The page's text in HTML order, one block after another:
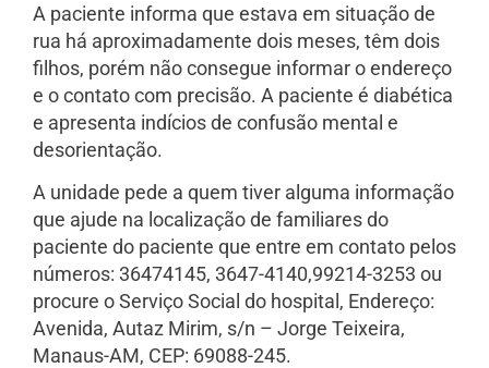
A paciente informa que estava em situação de
rua há aproximadamente dois meses, têm dois
filhos, porém não consegue informar o endereço
e o contato com precisão. A paciente é diabética
e apresenta indícios de confusão mental e
desorientação.
A unidade pede a quem tiver alguma informação
que ajude na localização de familiares do
paciente do paciente que entre em contato pelos
números: 36474145, 3647-4140,99214-3253 ou
procure o Serviço Social do hospital, Endereço:
Avenida, Autaz Mirim, s/n – Jorge Teixeira,
Manaus-AM, CEP: 69088-245.